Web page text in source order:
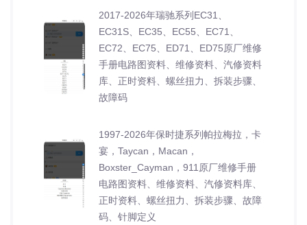
2017-2026年瑞驰系列EC31、
EC31S、EC35、EC55、EC71、
EC72、EC75、ED71、ED75原厂维修
手册电路图资料、维修资料、汽修资料
库、正时资料、螺丝扭力、拆装步骤、
故障码
1997-2026年保时捷系列帕拉梅拉，卡
宴，Taycan，Macan，
Boxster_Cayman，911原厂维修手册
电路图资料、维修资料、汽修资料库、
正时资料、螺丝扭力、拆装步骤、故障
码、针脚定义